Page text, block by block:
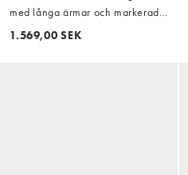
med långa ärmar och markerad
midja
1.569,00 SEK